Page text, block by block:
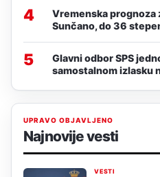
4
Vremenska prognoza
Sunčano, do 36
5
Glavni odbor SPS
samostalnom izlasku
UPRAVO OBJAVLJENO
Najnovije vesti
VESTI